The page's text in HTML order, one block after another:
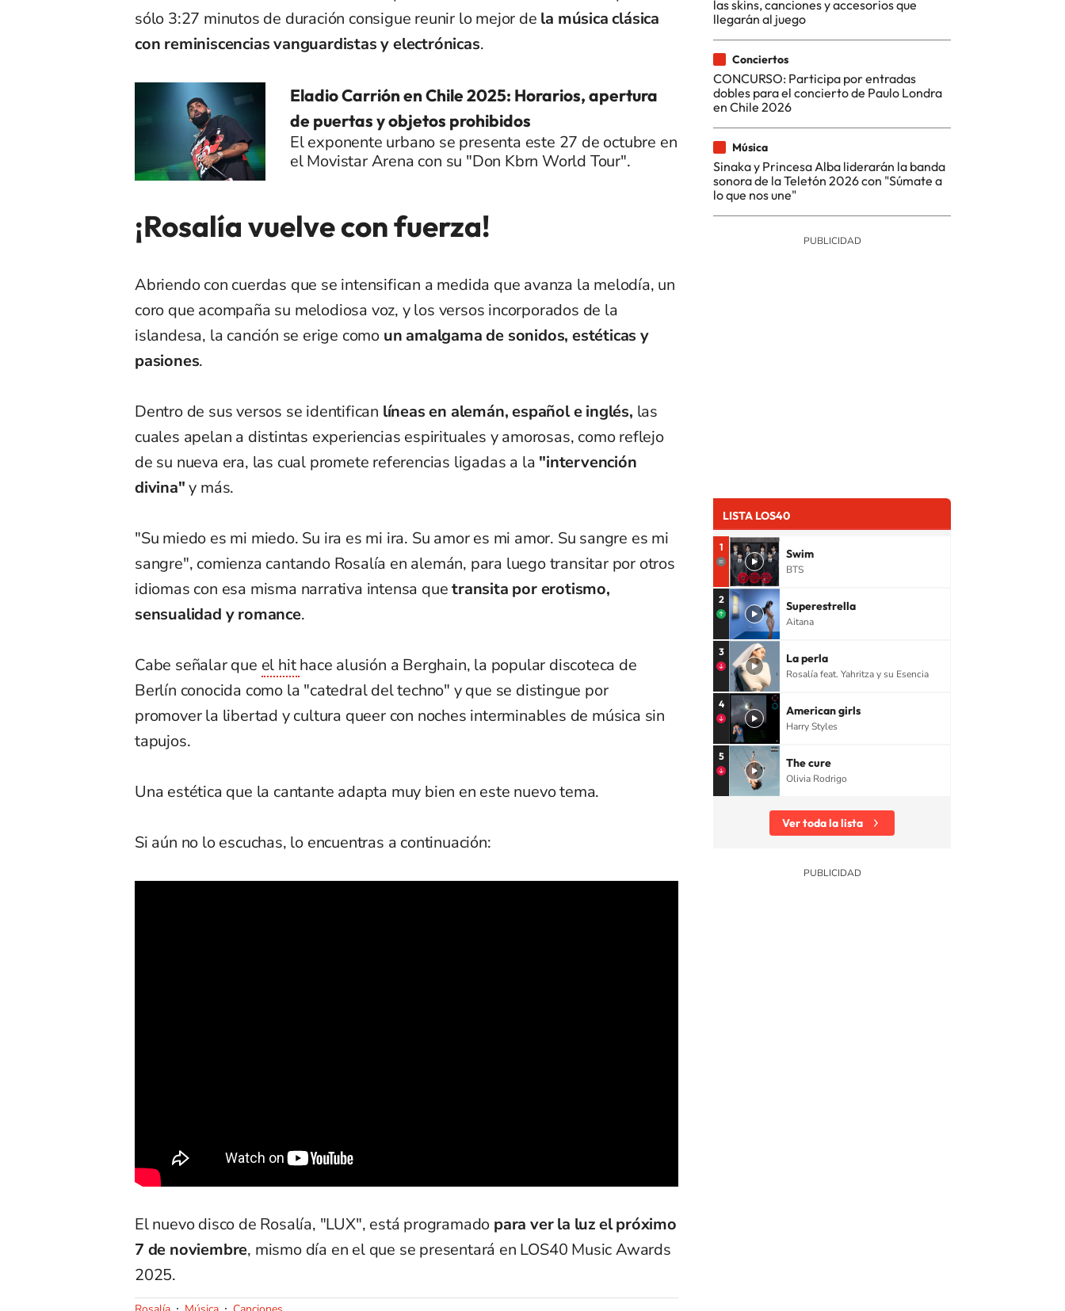
sólo 3:27 minutos de duración consigue reunir lo mejor de la música clásica
con reminiscencias vanguardistas y electrónicas.
Eladio Carrión en Chile 2025: Horarios, apertura
de puertas y objetos prohibidos
El exponente urbano se presenta este 27 de octubre en
el Movistar Arena con su "Don Kbrn World Tour".
¡Rosalía vuelve con fuerza!
Abriendo con cuerdas que se intensifican a medida que avanza la melodía, un
coro que acompaña su melodiosa voz, y los versos incorporados de la
islandesa, la canción se erige como un amalgama de sonidos, estéticas y
pasiones.
Dentro de sus versos se identifican líneas en alemán, español e inglés, las
cuales apelan a distintas experiencias espirituales y amorosas, como reflejo
de su nueva era, las cual promete referencias ligadas a la "intervención
divina"y más.
"Su miedo es mi miedo. Su ira es mi ira. Su amor es mi amor. Su sangre es mi
sangre", comienza cantando Rosalía en alemán, para luego transitar por otros
idiomas con esa misma narrativa intensa quetransita por erotismo,
sensualidad y romance.
Cabe señalar que el hithace alusión a Berghain, la popular discoteca de
Berlín conocida como la "catedral del techno" y que se distingue por
promover la libertad y cultura queer con noches interminables de música sin
tapujos.
Una estética que la cantante adapta muy bien en este nuevo tema.
Si aún no lo escuchas, lo encuentras a continuación:
El nuevo disco de Rosalía, "LUX", está programado para ver la luz el próximo
7 de noviembre, mismo día en el que se presentará en LOS40 Music Awards
2025.
las skins, canciones y accesorios que
llegarán al juego
Conciertos
CONCURSO: Participa por entradas
dobles para el concierto de Paulo Londra
en Chile 2026
Música
Sinaka y Princesa Alba liderarán la banda
sonora de la Teletón 2026 con "Súmate a
lo que nos une"
LISTA LOS40
1 Swim
BTS
2 Superestrella
Aitana
3 La perla
Rosalía feat. Yahritza y su Esencia
4 American girls
Harry Styles
5 The cure
Olivia Rodrigo
Ver toda la lista